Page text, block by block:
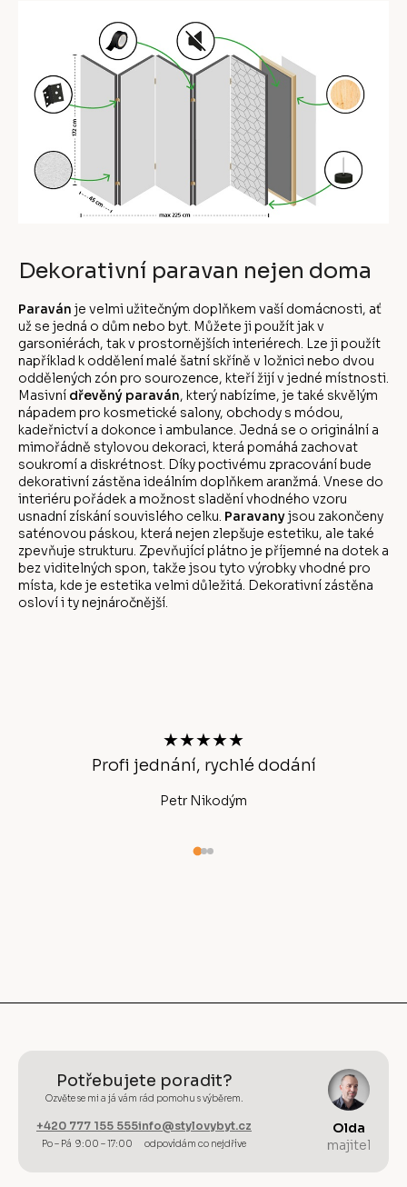
Dekorativní paravan nejen doma
Paraván je velmi užitečným doplňkem vaší domácnosti, ať
už se jedná o dům nebo byt. Můžete ji použít jak v
garsoniérách, tak v prostornějších interiérech. Lze ji použít
například k oddělení malé šatní skříně v ložnici nebo dvou
oddělených zón pro sourozence, kteří žijí v jedné místnosti.
Masivní dřevěný paraván, který nabízíme, je také skvělým
nápadem pro kosmetické salony, obchody s módou,
kadeřnictví a dokonce i ambulance. Jedná se o originální a
mimořádně stylovou dekoraci, která pomáhá zachovat
soukromí a diskrétnost. Díky poctivému zpracování bude
dekorativní zástěna ideálním doplňkem aranžmá. Vnese do
interiéru pořádek a možnost sladění vhodného vzoru
usnadní získání souvislého celku. Paravanyjsou zakončeny
saténovou páskou, která nejen zlepšuje estetiku, ale také
zpevňuje strukturu. Zpevňující plátno je příjemné na dotek a
bez viditelných spon, takže jsou tyto výrobky vhodné pro
místa, kde je estetika velmi důležitá. Dekorativní zástěna
osloví i ty nejnáročnější.
★★★★★
Profi jednání, rychlé dodání
Petr Nikodým
Potřebujete poradit?
Ozvěte se mi a já vám rád pomohu s výběrem.
+420 777 155 555
Po – Pá 9:00 – 17:00
info@stylovybyt.cz
odpovídám co nejdříve
Olda
majitel